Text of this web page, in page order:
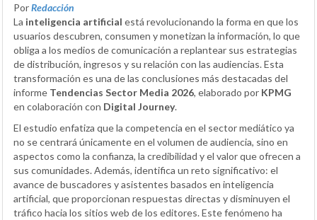
PorRedacción
La inteligencia artificial está revolucionando la forma en que los
usuarios descubren, consumen y monetizan la información, lo que
obliga a los medios de comunicación a replantear sus estrategias
de distribución, ingresos y su relación con las audiencias. Esta
transformación es una de las conclusiones más destacadas del
informe Tendencias Sector Media 2026, elaborado por KPMG
en colaboración con Digital Journey.
El estudio enfatiza que la competencia en el sector mediático ya
no se centrará únicamente en el volumen de audiencia, sino en
aspectos como la confianza, la credibilidad y el valor que ofrecen a
sus comunidades. Además, identifica un reto significativo: el
avance de buscadores y asistentes basados en inteligencia
artificial, que proporcionan respuestas directas y disminuyen el
tráfico hacia los sitios web de los editores. Este fenómeno ha